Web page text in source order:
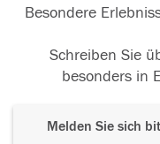
Besondere
Schreiben Sie
besonders in
Melden Sie sich